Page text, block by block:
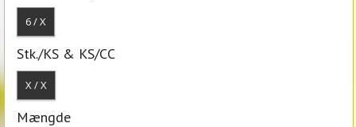
6 / X
Stk./KS & KS/CC
X / X
Mængde